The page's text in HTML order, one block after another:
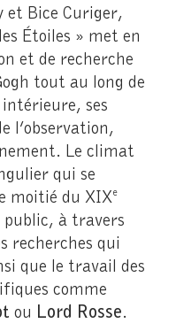
et Bice Curiger,
Étoiles » met en
et de recherche
tout au long de
intérieure, ses
l’observation,
Le climat
qui se
moitié du XIXe
public, à travers
recherches qui
que le travail des
comme
ou Lord Rosse.